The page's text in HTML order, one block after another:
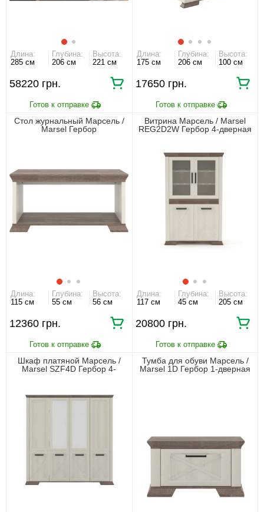
Длина:
285 см
Глубина:
206 см
Высота:
221 см
58220 грн.
Длина:
175 см
Глубина:
206 см
Высота:
100 см
17650 грн.
Стол журнальный Марсель /
Marsel Гербор
Длина:
115 см
Глубина:
55 см
Высота:
56 см
12360 грн.
Витрина Марсель / Marsel
REG2D2W Гербор 4-дверная
Длина:
117 см
Глубина:
45 см
Высота:
205 см
20800 грн.
Шкаф платяной Марсель /
Marsel SZF4D Гербор 4-
Тумба для обуви Марсель /
Marsel 1D Гербор 1-дверная